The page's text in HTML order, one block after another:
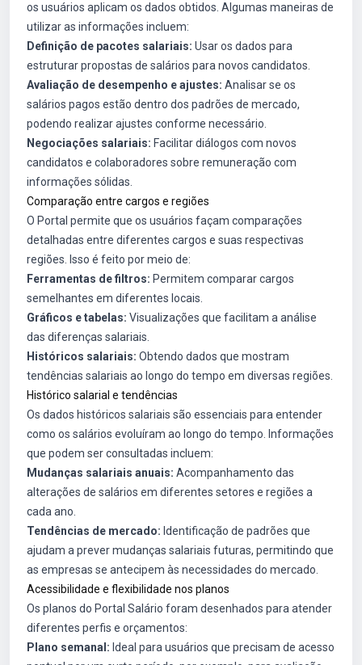
os usuários aplicam os dados obtidos. Algumas maneiras de
utilizar as informações incluem:
Definição de pacotes salariais: Usar os dados para
estruturar propostas de salários para novos candidatos.
Avaliação de desempenho e ajustes: Analisar se os
salários pagos estão dentro dos padrões de mercado,
podendo realizar ajustes conforme necessário.
Negociações salariais: Facilitar diálogos com novos
candidatos e colaboradores sobre remuneração com
informações sólidas.
Comparação entre cargos e regiões
O Portal permite que os usuários façam comparações
detalhadas entre diferentes cargos e suas respectivas
regiões. Isso é feito por meio de:
Ferramentas de filtros: Permitem comparar cargos
semelhantes em diferentes locais.
Gráficos e tabelas: Visualizações que facilitam a análise
das diferenças salariais.
Históricos salariais: Obtendo dados que mostram
tendências salariais ao longo do tempo em diversas regiões.
Histórico salarial e tendências
Os dados históricos salariais são essenciais para entender
como os salários evoluíram ao longo do tempo. Informações
que podem ser consultadas incluem:
Mudanças salariais anuais: Acompanhamento das
alterações de salários em diferentes setores e regiões a
cada ano.
Tendências de mercado: Identificação de padrões que
ajudam a prever mudanças salariais futuras, permitindo que
as empresas se antecipem às necessidades do mercado.
Acessibilidade e flexibilidade nos planos
Os planos do Portal Salário foram desenhados para atender
diferentes perfis e orçamentos:
Plano semanal: Ideal para usuários que precisam de acesso